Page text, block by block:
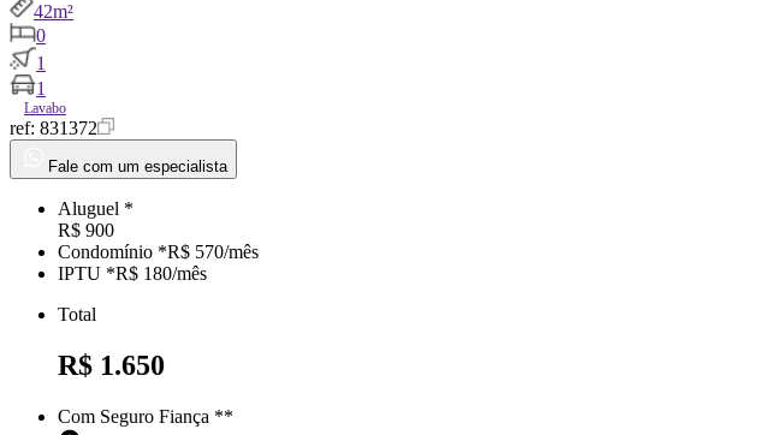
42m²
0
1
1
Lavabo
ref: 831372
Fale com um especialista
Aluguel *
R$ 900
Condomínio *R$ 570/mês
IPTU *R$ 180/mês
Total
R$ 1.650
Com Seguro Fiança **